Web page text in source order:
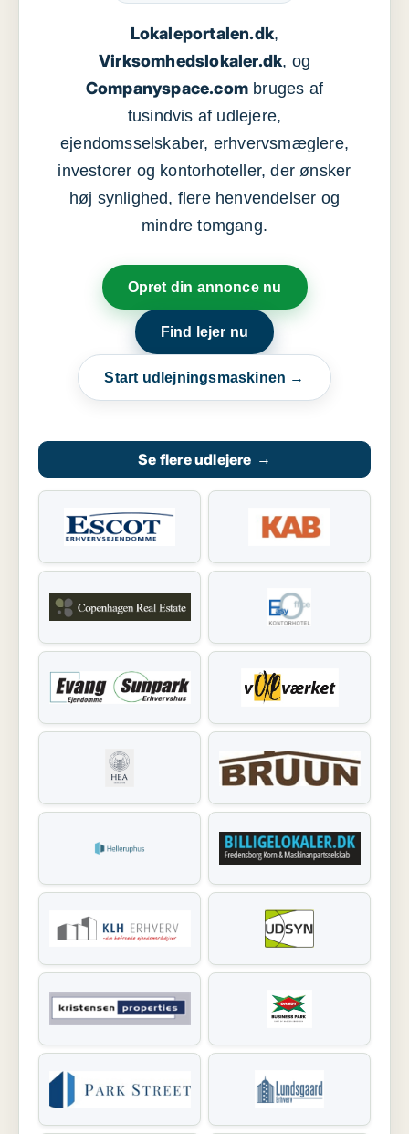
Lokaleportalen.dk,
Virksomhedslokaler.dk, og
Companyspace.com bruges af
tusindvis af udlejere,
ejendomsselskaber, erhvervsmæglere,
investorer og kontorhoteller, der ønsker
høj synlighed, flere henvendelser og
mindre tomgang.
Opret din annonce nu
Find lejer nu
Start udlejningsmaskinen →
Se flere udlejere →